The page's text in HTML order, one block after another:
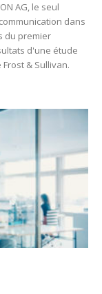
AG, le seul
dans
du premier
d'une étude
& Sullivan.